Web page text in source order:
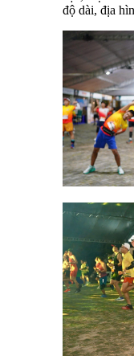
độ dài, địa